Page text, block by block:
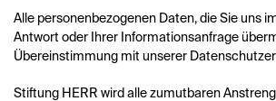
Alle personenbezogenen Daten, die Sie uns
Antwort oder Ihrer Informationsanfrage
Übereinstimmung mit unserer
Stiftung HERR wird alle zumutbaren